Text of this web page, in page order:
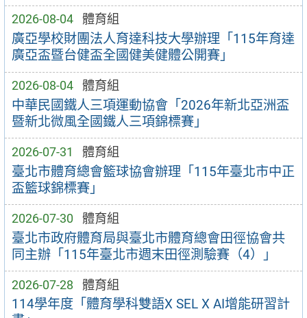
2026-08-04 體育組
廣亞學校財團法人育達科技大學辦理「115年育達
廣亞盃暨台健盃全國健美健體公開賽」
2026-08-04 體育組
中華民國鐵人三項運動協會「2026年新北亞洲盃
暨新北微風全國鐵人三項錦標賽」
2026-07-31 體育組
臺北市體育總會籃球協會辦理「115年臺北市中正
盃籃球錦標賽」
2026-07-30 體育組
臺北市政府體育局與臺北市體育總會田徑協會共
同主辦「115年臺北市週末田徑測驗賽（4）」
2026-07-28 體育組
114學年度「體育學科雙語X SEL X AI增能研習計